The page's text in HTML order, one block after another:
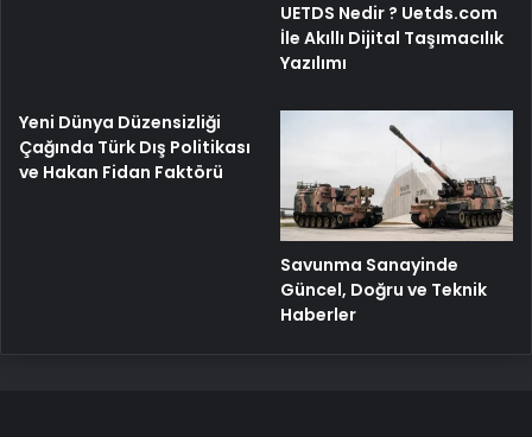
UETDS Nedir ? Uetds.com
İle Akıllı Dijital Taşımacılık
Yazılımı
Yeni Dünya Düzensizliği
Çağında Türk Dış Politikası
ve Hakan Fidan Faktörü
Savunma Sanayinde
Güncel, Doğru ve Teknik
Haberler